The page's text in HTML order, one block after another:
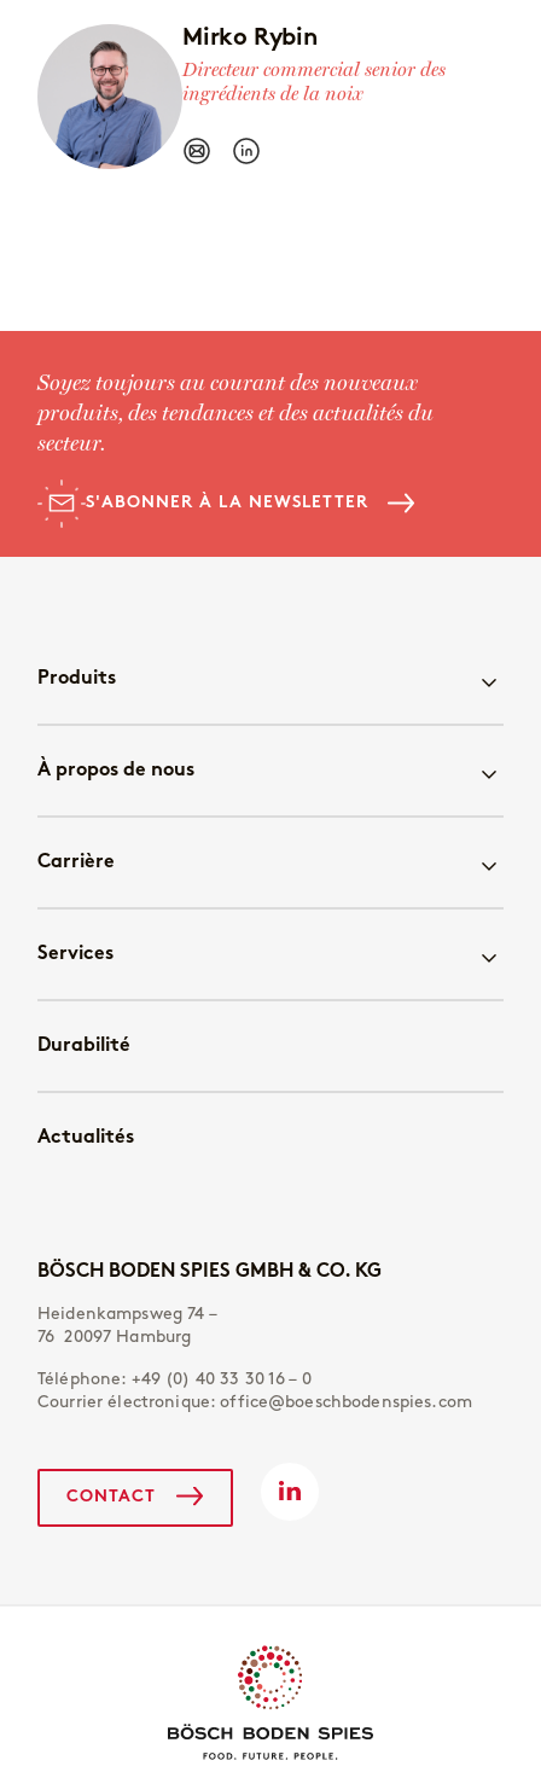
Mirko Rybin
Directeur commercial senior des
ingrédients de la noix
Soyez toujours au courant des nouveaux
produits, des tendances et des actualités du
secteur.
S'ABONNER À LA NEWSLETTER
Produits
À propos de nous
Carrière
Services
Durabilité
Actualités
BÖSCH BODEN SPIES GMBH & CO. KG
Heidenkampsweg 74 –
76 20097 Hamburg
Téléphone: +49 (0) 40 33 30 16 – 0
Courrier électronique:office@boeschbodenspies.com
CONTACT